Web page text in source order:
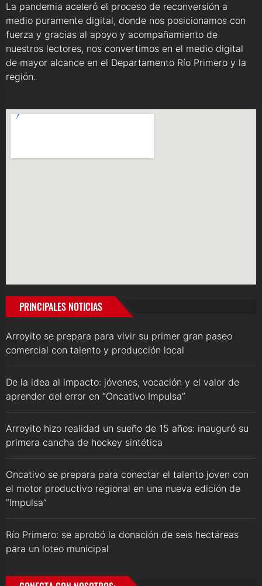
La pandemia aceleró el proceso de reconversión a
medio puramente digital, donde nos posicionamos con
fuerza y gracias al apoyo y acompañamiento de
nuestros lectores, nos convertimos en el medio digital
de mayor alcance en el Departamento Río Primero y la
región.
PRINCIPALES NOTICIAS
Arroyito se prepara para vivir su primer gran paseo
comercial con talento y producción local
De la idea al impacto: jóvenes, vocación y el valor de
aprender del error en “Oncativo Impulsa”
Arroyito hizo realidad un sueño de 15 años: inauguró su
primera cancha de hockey sintética
Oncativo se prepara para conectar el talento joven con
el motor productivo regional en una nueva edición de
“Impulsa”
Río Primero: se aprobó la donación de seis hectáreas
para un loteo municipal